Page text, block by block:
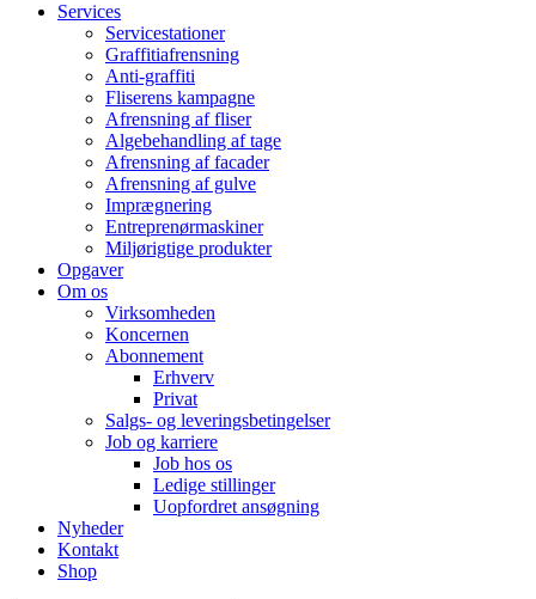
Services
Servicestationer
Graffitiafrensning
Anti-graffiti
Fliserens kampagne
Afrensning af fliser
Algebehandling af tage
Afrensning af facader
Afrensning af gulve
Imprægnering
Entreprenørmaskiner
Miljørigtige produkter
Opgaver
Om os
Virksomheden
Koncernen
Abonnement
Erhverv
Privat
Salgs- og leveringsbetingelser
Job og karriere
Job hos os
Ledige stillinger
Uopfordret ansøgning
Nyheder
Kontakt
Shop